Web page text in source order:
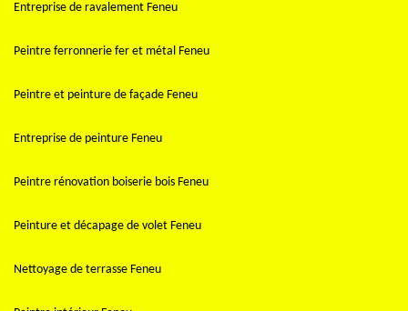
Entreprise de ravalement Feneu
Peintre ferronnerie fer et métal Feneu
Peintre et peinture de façade Feneu
Entreprise de peinture Feneu
Peintre rénovation boiserie bois Feneu
Peinture et décapage de volet Feneu
Nettoyage de terrasse Feneu